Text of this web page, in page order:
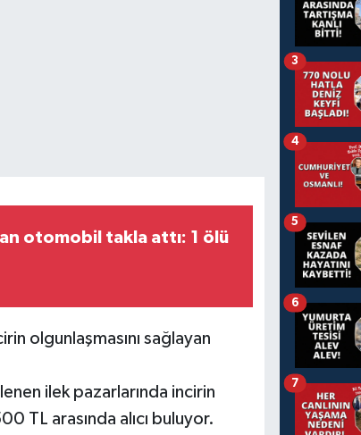
otomobil takla attı: 1 ölü
olgunlaşmasını sağlayan
ilek pazarlarında incirin
TL arasında alıcı buluyor.
3
4
5
6
7